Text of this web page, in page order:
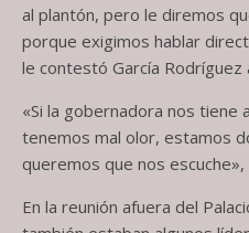
al plantón, pero le diremos
porque exigimos hablar
le contestó García Rodríguez
«Si la gobernadora nos tiene
tenemos mal olor, estamos
queremos que nos
En la reunión afuera del